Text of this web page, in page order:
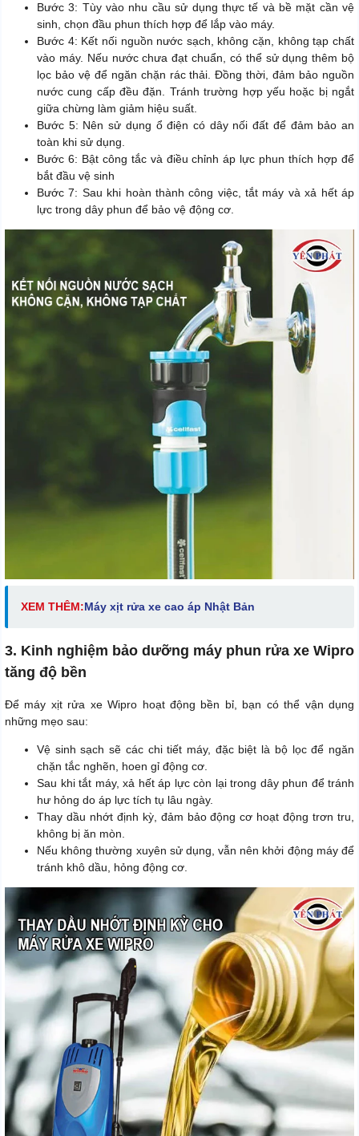
Bước 3: Tùy vào nhu cầu sử dụng thực tế và bề mặt cần vệ
sinh, chọn đầu phun thích hợp để lắp vào máy.
Bước 4: Kết nối nguồn nước sạch, không cặn, không tạp chất
vào máy. Nếu nước chưa đạt chuẩn, có thể sử dụng thêm bộ
lọc bảo vệ để ngăn chặn rác thải. Đồng thời, đảm bảo nguồn
nước cung cấp đều đặn. Tránh trường hợp yếu hoặc bị ngắt
giữa chừng làm giảm hiệu suất.
Bước 5: Nên sử dụng ổ điện có dây nối đất để đảm bảo an
toàn khi sử dụng.
Bước 6: Bật công tắc và điều chỉnh áp lực phun thích hợp để
bắt đầu vệ sinh
Bước 7: Sau khi hoàn thành công việc, tắt máy và xả hết áp
lực trong dây phun để bảo vệ động cơ.
XEM THÊM:Máy xịt rửa xe cao áp Nhật Bản
3. Kinh nghiệm bảo dưỡng máy phun rửa xe Wipro
tăng độ bền
Để máy xịt rửa xe Wipro hoạt động bền bỉ, bạn có thể vận dụng
những mẹo sau:
Vệ sinh sạch sẽ các chi tiết máy, đặc biệt là bộ lọc để ngăn
chặn tắc nghẽn, hoen gỉ động cơ.
Sau khi tắt máy, xả hết áp lực còn lại trong dây phun để tránh
hư hỏng do áp lực tích tụ lâu ngày.
Thay dầu nhớt định kỳ, đảm bảo động cơ hoạt động trơn tru,
không bị ăn mòn.
Nếu không thường xuyên sử dụng, vẫn nên khởi động máy để
tránh khô dầu, hỏng động cơ.